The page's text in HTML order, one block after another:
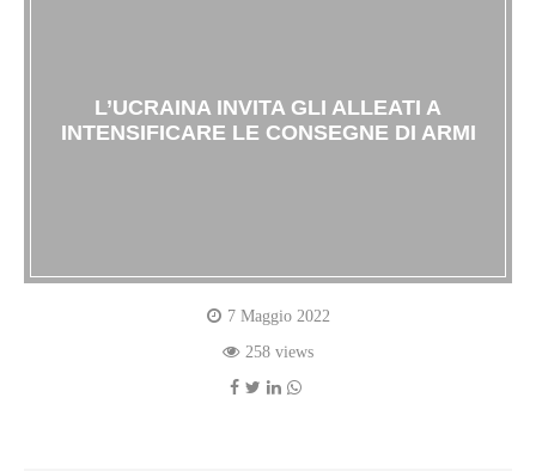
L’UCRAINA INVITA GLI ALLEATI A
INTENSIFICARE LE CONSEGNE DI ARMI
7 Maggio 2022
258 views